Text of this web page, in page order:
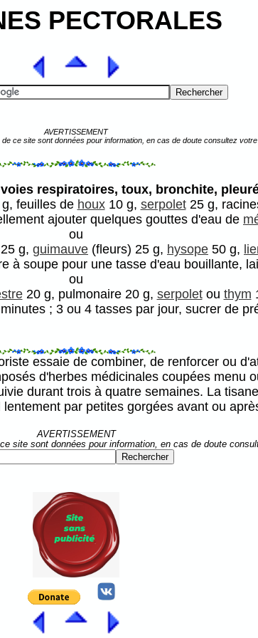
PECTORALES
AVERTISSEMENT
ce site sont données pour information, en cas de doute consultez votre
respiratoires, toux, bronchite,
feuilles de houx10 g, serpolet25 g,
ajouter quelques gouttes d'eau de
ou
g, guimauve (fleurs) 25 g, hysope 50 g,
à soupe pour une tasse d'eau bouillante,
ou
20 g, pulmonaire 20 g, serpoletou thym
; 3 ou 4 tasses par jour, sucrer de
essaie de combiner, de renforcer ou
d'herbes médicinales coupées menu
durant trois à quatre semaines. La
par petites gorgées avant ou
AVERTISSEMENT
site sont données pour information, en cas de doute